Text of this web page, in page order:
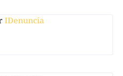
IDenuncia